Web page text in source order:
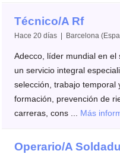
Técnico/A Rf
Hace 20 días | Barcelona
Adecco, líder mundial en
un servicio integral
selección, trabajo temporal
formación, prevención de
carreras, cons ... Más
Operario/A